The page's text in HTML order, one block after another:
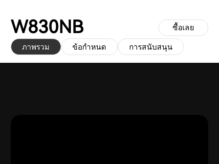
W830NB
ภาพรวม ข้อกำหนด การสนับสนุน
ซื้อเลย